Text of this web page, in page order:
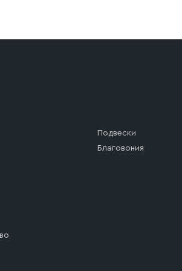
которое максимально близко к
Подвески
Благовония